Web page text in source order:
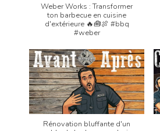
Weber Works : Transformer
ton barbecue en cuisine
d'extérieure 🔥🧰🍖 #bbq
#weber
Rénovation bluffante d'un